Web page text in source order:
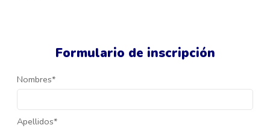
Formulario de inscripción
Nombres*
Apellidos*